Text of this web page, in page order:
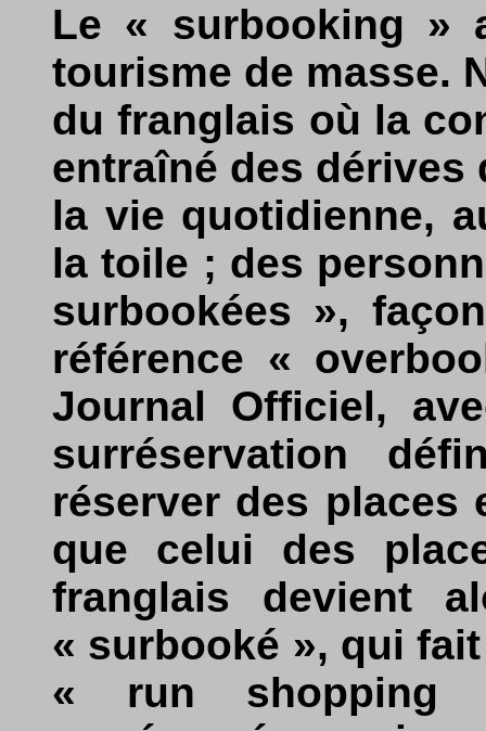
Le « surbooking »
tourisme de masse.
du franglais où la
entraîné des dérives
la vie quotidienne,
la toile ; des
surbookées »,
référence «
Journal Officiel,
surréservation
réserver des places
que celui des
franglais devient
« surbooké », qui
« run shopping